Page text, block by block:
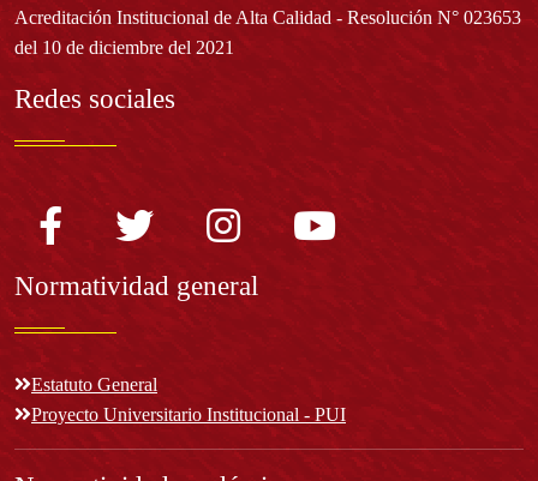
Acreditación Institucional de Alta Calidad - Resolución N° 023653
del 10 de diciembre del 2021
Redes sociales
Normatividad general
Estatuto General
Proyecto Universitario Institucional - PUI